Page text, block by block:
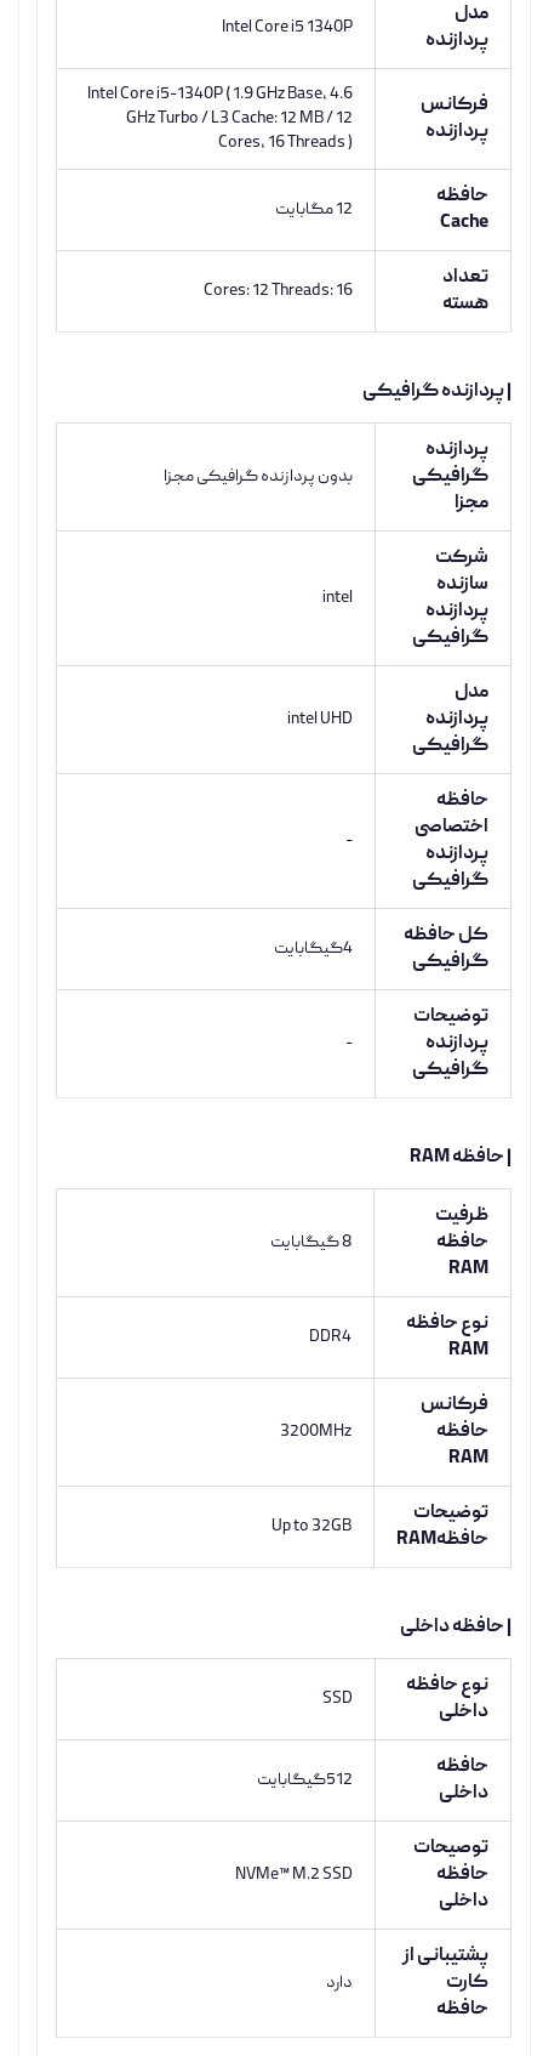
مدل
پردازنده
Intel Core i5 1340P
فرکانس
پردازنده
Intel Core i5-1340P ( 1.9 GHz Base, 4.6
GHz Turbo / L3 Cache: 12 MB / 12
Cores, 16 Threads )
حافظه
Cache
12 مگابایت
تعداد
هسته
Cores: 12 Threads: 16
| پردازنده گرافیکی
پردازنده
گرافیکی
مجزا
بدون پردازنده گرافیکی مجزا
شرکت
سازنده
پردازنده
گرافیکی
intel
مدل
پردازنده
گرافیکی
intel UHD
حافظه
اختصاصی
پردازنده
گرافیکی
-
کل حافظه
گرافیکی
4گیگابایت
توضیحات
پردازنده
گرافیکی
-
| حافظه RAM
ظرفیت
حافظه
RAM
8 گیگابایت
نوع حافظه
RAM
DDR4
فرکانس
حافظه
RAM
3200MHz
توضیحات
حافظهRAM
Up to 32GB
| حافظه داخلی
نوع حافظه
داخلی
SSD
حافظه
داخلی
512گیگابایت
توصیحات
حافظه
داخلی
NVMe™ M.2 SSD
پشتیبانی از
کارت
حافظه
دارد